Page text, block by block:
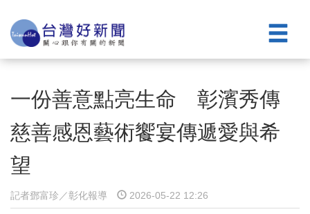
一份善意點亮生命 彰濱秀傳
慈善感恩藝術饗宴傳遞愛與希
望
記者鄧富珍／彰化報導 2026-05-22 12:26